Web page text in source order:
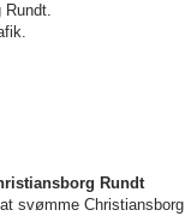
Rundt
svømme